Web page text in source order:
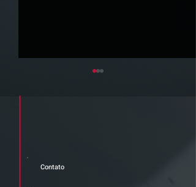
Quem arremata imóvel
Contato